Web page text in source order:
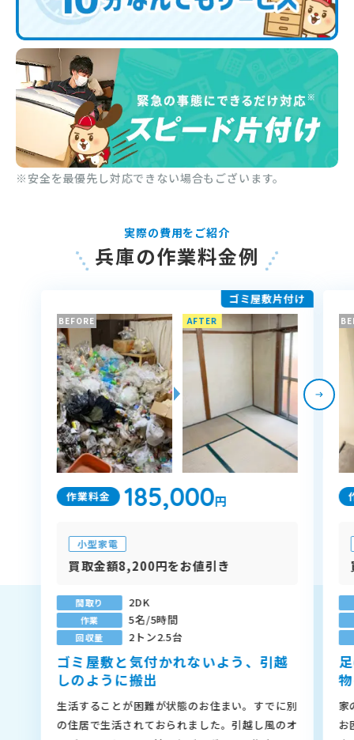
※安全を最優先し対応できない場合もございます。
実際の費用をご紹介
兵庫の作業料金例
ゴミ屋敷片付け
BEFORE AFTER
作業料金 185,000円
小型家電
買取金額8,200円をお値引き
間取り 2DK
作業 5名/5時間
回収量 2トン2.5台
ゴミ屋敷と気付かれないよう、引越
しのように搬出
生活することが困難が状態のお住まい。すでに別
の住居で生活されておられました。引越し風のオ
家
お